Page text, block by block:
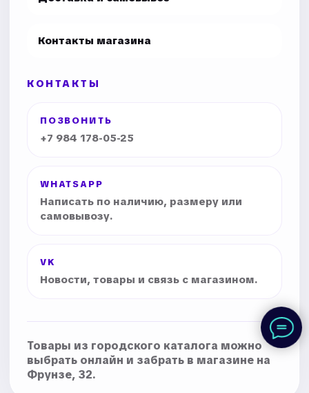
Контакты магазина
КОНТАКТЫ
ПОЗВОНИТЬ
+7 984 178-05-25
WHATSAPP
Написать по наличию, размеру или
самовывозу.
VK
Новости, товары и связь с магазином.
Товары из городского каталога можно
выбрать онлайн и забрать в магазине на
Фрунзе, 32.